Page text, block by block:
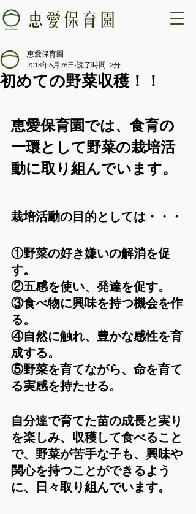
初めての野菜収穫！！
恵愛保育園
2018年6月26日 読了時間: 2分
恵愛保育園では、食育の
一環として野菜の栽培活
動に取り組んでいます。
栽培活動の目的としては・・・
①野菜の好き嫌いの解消を促
す。
②五感を使い、発達を促す。
③食べ物に興味を持つ機会を作
る。
④自然に触れ、豊かな感性を育
成する。
⑤野菜を育てながら、命を育て
る実感を持たせる。
自分達で育てた苗の成長と実り
を楽しみ、収穫して食べること
で、野菜が苦手な子も、興味や
関心を持つことができるよう
に、日々取り組んでいます。